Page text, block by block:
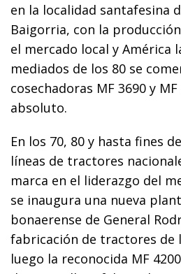
en la localidad santafesina
Baigorria, con la
el mercado local y América
mediados de los 80 se
cosechadoras MF 3690 y
absoluto.
En los 70, 80 y hasta fines
líneas de tractores
marca en el liderazgo del
se inaugura una nueva
bonaerense de General
fabricación de tractores de
luego la reconocida MF